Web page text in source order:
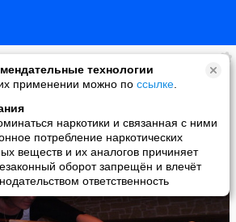
технологии
применении можно по ссылке
наркотики и связанная с ними
потребление наркотических
веществ и их аналогов причиняет
оборот запрещён и влечёт
ответственность